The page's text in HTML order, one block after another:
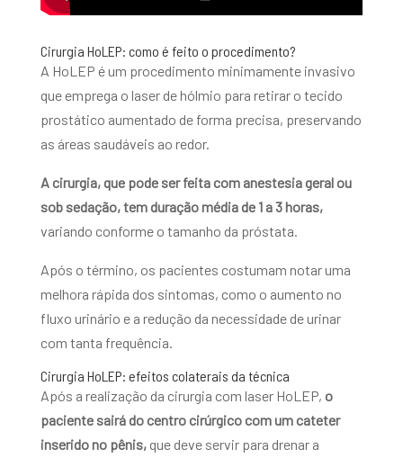
Cirurgia HoLEP: como é feito o procedimento?
A HoLEP é um procedimento minimamente invasivo
que emprega o laser de hólmio para retirar o tecido
prostático aumentado de forma precisa, preservando
as áreas saudáveis ao redor.
A cirurgia, que pode ser feita com anestesia geral ou
sob sedação, tem duração média de 1 a 3 horas,
variando conforme o tamanho da próstata.
Após o término, os pacientes costumam notar uma
melhora rápida dos sintomas, como o aumento no
fluxo urinário e a redução da necessidade de urinar
com tanta frequência.
Cirurgia HoLEP: efeitos colaterais da técnica
Após a realização da cirurgia com laser HoLEP, o
paciente sairá do centro cirúrgico com um cateter
inserido no pênis,que deve servir para drenar a